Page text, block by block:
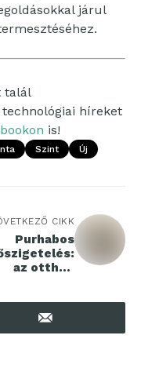
járul
talál
technológiai híreket
is!
Szint Új
CIKK
Purhabos
az otthon